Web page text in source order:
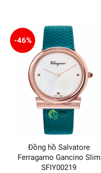
-46%
Đồng hồ Salvatore
Ferragamo Gancino Slim
SFIY00219